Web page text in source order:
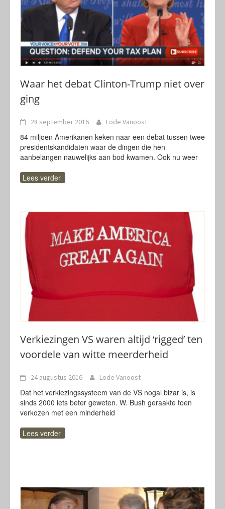
Waar het debat Clinton-Trump niet over
ging
28 september 2016 Lode Vanoost
84 miljoen Amerikanen keken naar een debat tussen twee
presidentskandidaten waar de dingen die hen
aanbelangen nauwelijks aan bod kwamen. Ook nu weer
Lees verder
Verkiezingen VS waren altijd ‘rigged’ ten
voordele van witte meerderheid
24 augustus 2016 Lode Vanoost
Dat het verkiezingssysteem van de VS nogal bizar is, is
sinds 2000 iets beter geweten. W. Bush geraakte toen
verkozen met een minderheid
Lees verder